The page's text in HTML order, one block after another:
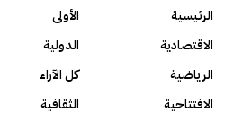
الرئيسية الأولى
الاقتصادية
الدولية
الرياضية
كل الآراء
الافتتاحية
الثقافية